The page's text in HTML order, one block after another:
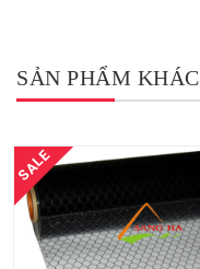
SẢN PHẨM KHÁC
SALE